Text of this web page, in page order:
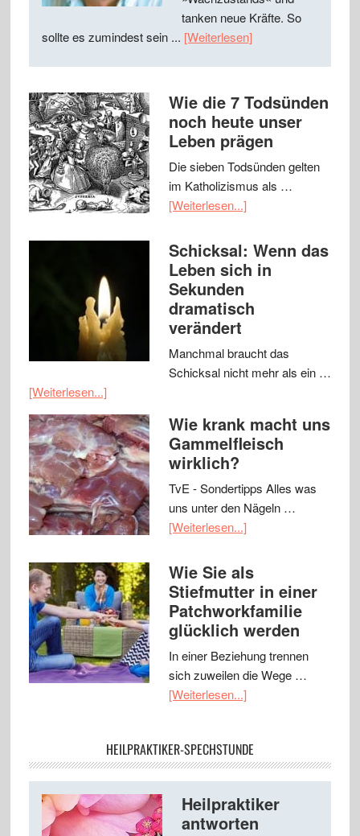
tanken neue Kräfte. So
sollte es zumindest sein ... [Weiterlesen]
Wie die 7 Todsünden
noch heute unser
Leben prägen
Die sieben Todsünden gelten
im Katholizismus als …
[Weiterlesen...]
Schicksal: Wenn das
Leben sich in
Sekunden
dramatisch
verändert
Manchmal braucht das
Schicksal nicht mehr als ein …
[Weiterlesen...]
Wie krank macht uns
Gammelfleisch
wirklich?
TvE - Sondertipps Alles was
uns unter den Nägeln …
[Weiterlesen...]
Wie Sie als
Stiefmutter in einer
Patchworkfamilie
glücklich werden
In einer Beziehung trennen
sich zuweilen die Wege …
[Weiterlesen...]
HEILPRAKTIKER-SPECHSTUNDE
Heilpraktiker
antworten